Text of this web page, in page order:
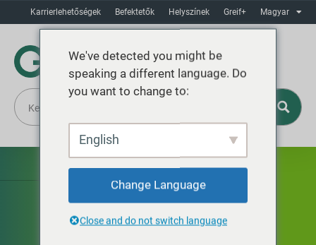
Karrierlehetőségek Befektetők Helyszínek Greif+ Magyar
We've detected you might be
speaking a different language. Do
you want to change to:
English
Change Language
Close and do not switch language